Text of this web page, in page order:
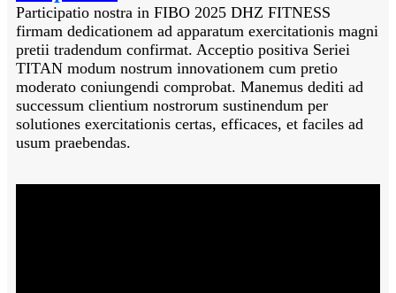
Participatio nostra in FIBO 2025 DHZ FITNESS
firmam dedicationem ad apparatum exercitationis magni
pretii tradendum confirmat. Acceptio positiva Seriei
TITAN modum nostrum innovationem cum pretio
moderato coniungendi comprobat. Manemus dediti ad
successum clientium nostrorum sustinendum per
solutiones exercitationis certas, efficaces, et faciles ad
usum praebendas.